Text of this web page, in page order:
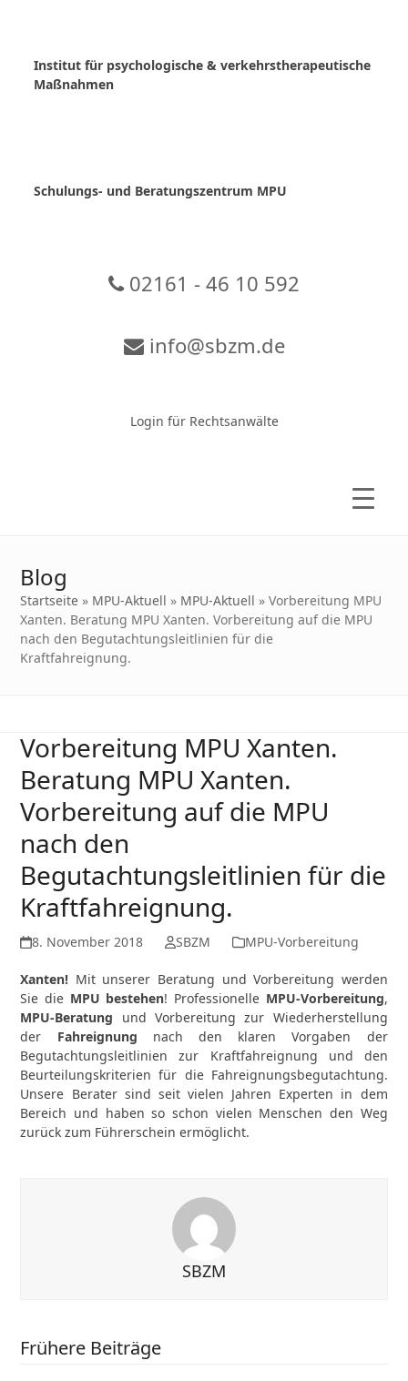
Institut für psychologische & verkehrstherapeutische
Maßnahmen
Schulungs- und Beratungszentrum MPU
02161 - 46 10 592
info@sbzm.de
Login für Rechtsanwälte
Blog
Startseite » MPU-Aktuell » MPU-Aktuell »Vorbereitung MPU
Xanten. Beratung MPU Xanten. Vorbereitung auf die MPU
nach den Begutachtungsleitlinien für die
Kraftfahreignung.
Vorbereitung MPU Xanten.
Beratung MPU Xanten.
Vorbereitung auf die MPU
nach den
Begutachtungsleitlinien für die
Kraftfahreignung.
8. November 2018 SBZM MPU-Vorbereitung
Xanten! Mit unserer Beratung und Vorbereitung werden
Sie die MPU bestehen! ProfessionelleMPU-Vorbereitung,
MPU-Beratung und Vorbereitung zur Wiederherstellung
der Fahreignung nach den klaren Vorgaben der
Begutachtungsleitlinien zur Kraftfahreignung und den
Beurteilungskriterien für die Fahreignungsbegutachtung.
Unsere Berater sind seit vielen Jahren Experten in dem
Bereich und haben so schon vielen Menschen den Weg
zurück zum Führerschein ermöglicht.
SBZM
Frühere Beiträge